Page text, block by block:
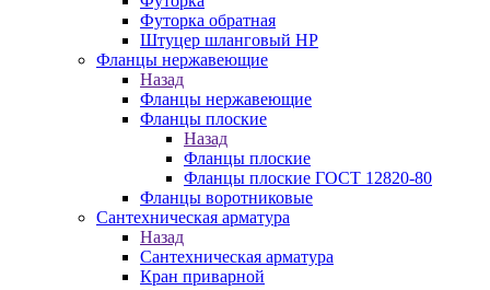
Футорка обратная
Штуцер шланговый НР
Фланцы нержавеющие
Назад
Фланцы нержавеющие
Фланцы плоские
Назад
Фланцы плоские
Фланцы плоские ГОСТ 12820-80
Фланцы воротниковые
Сантехническая арматура
Назад
Сантехническая арматура
Кран приварной